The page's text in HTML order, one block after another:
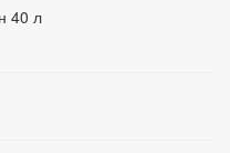
40 л